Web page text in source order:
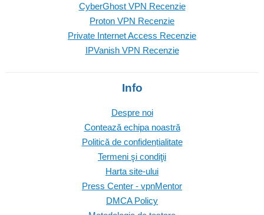
CyberGhost VPN Recenzie
Proton VPN Recenzie
Private Internet Access Recenzie
IPVanish VPN Recenzie
Info
Despre noi
Contează echipa noastră
Politică de confidențialitate
Termeni şi condiţii
Harta site-ului
Press Center - vpnMentor
DMCA Policy